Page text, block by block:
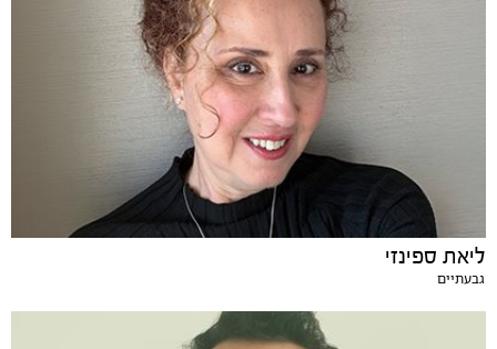
ליאת ספינזי
גבעתיים